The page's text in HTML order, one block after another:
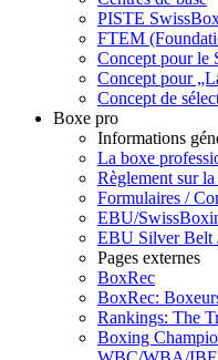
PISTE
FTEM
Concept pour le
Concept pour
Concept de
Boxe pro
Informations
La boxe
Règlement sur
Formulaires /
EBU/
EBU Silver Belt
Pages externes
BoxRec
BoxRec:
Rankings: The
Boxing